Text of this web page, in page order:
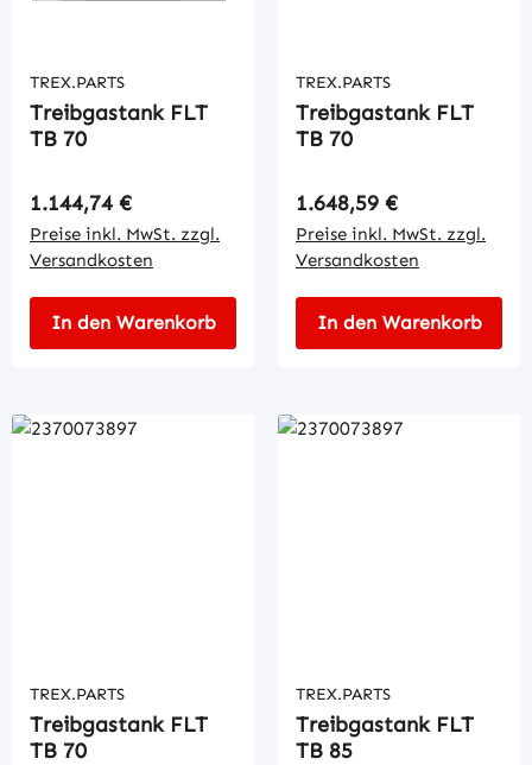
TREX.PARTS
Treibgastank FLT
TB 70
Regulärer Preis:
1.144,74 €
Preise inkl. MwSt. zzgl.
Versandkosten
In den Warenkorb
TREX.PARTS
Treibgastank FLT
TB 70
Regulärer Preis:
1.648,59 €
Preise inkl. MwSt. zzgl.
Versandkosten
In den Warenkorb
TREX.PARTS
Treibgastank FLT
TB 70
TREX.PARTS
Treibgastank FLT
TB 85